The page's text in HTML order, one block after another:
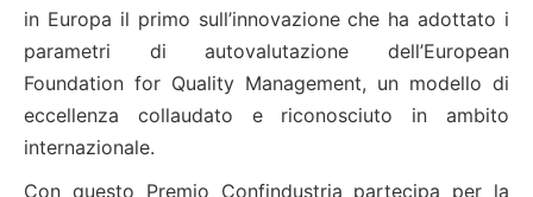
in Europa il primo sull’innovazione che ha adottato i
parametri di autovalutazione dell’European
Foundation for Quality Management, un modello di
eccellenza collaudato e riconosciuto in ambito
internazionale.
Con questo Premio Confindustria partecipa per la